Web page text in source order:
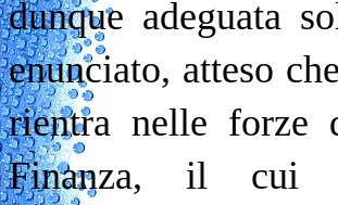
dunque adeguata
enunciato, atteso
rientra nelle forze
Finanza, il cui